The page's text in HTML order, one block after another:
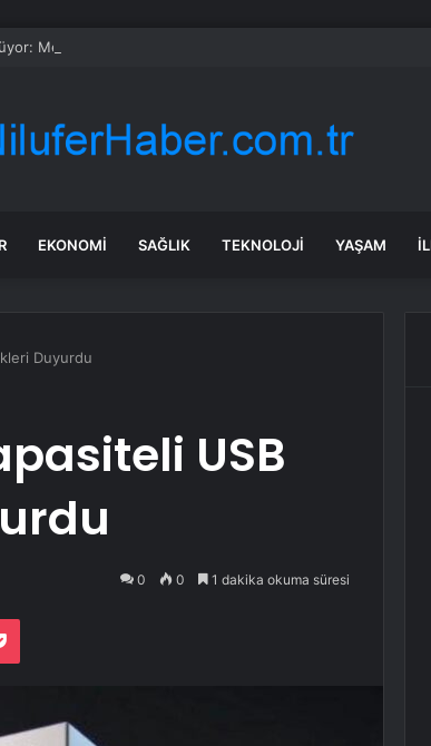
Meral Akşener Vakfı resmen kuruldu
EKONOMI SAĞLIK TEKNOLOJI YAŞAM
Duyurdu
USB
0 0 1 dakika okuma süresi
Pocket